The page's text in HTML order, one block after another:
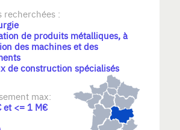
recherchées :
de produits métalliques, à
des machines et des
de construction spécialisés
max:
et <= 1 M€